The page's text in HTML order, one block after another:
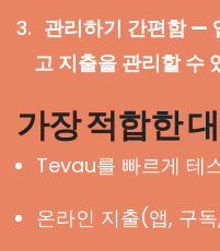
관리하기 간편함 —
고 지출을 관리할 수
가장 적합한
Tevau를 빠르게 테
온라인 지출(앱, 구